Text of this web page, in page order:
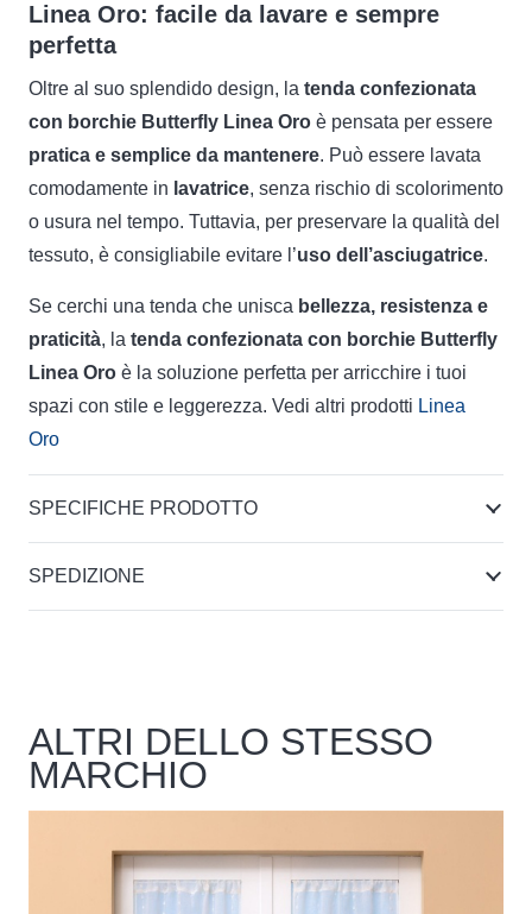
Linea Oro: facile da lavare e sempre
perfetta
Oltre al suo splendido design, la tenda confezionata
con borchie Butterfly Linea Oro è pensata per essere
pratica e semplice da mantenere. Può essere lavata
comodamente in lavatrice, senza rischio di scolorimento
o usura nel tempo. Tuttavia, per preservare la qualità del
tessuto, è consigliabile evitare l’uso dell’asciugatrice.
Se cerchi una tenda che unisca bellezza, resistenza e
praticità, la tenda confezionata con borchie Butterfly
Linea Oro è la soluzione perfetta per arricchire i tuoi
spazi con stile e leggerezza. Vedi altri prodotti Linea
Oro
SPECIFICHE PRODOTTO
SPEDIZIONE
ALTRI DELLO STESSO
MARCHIO